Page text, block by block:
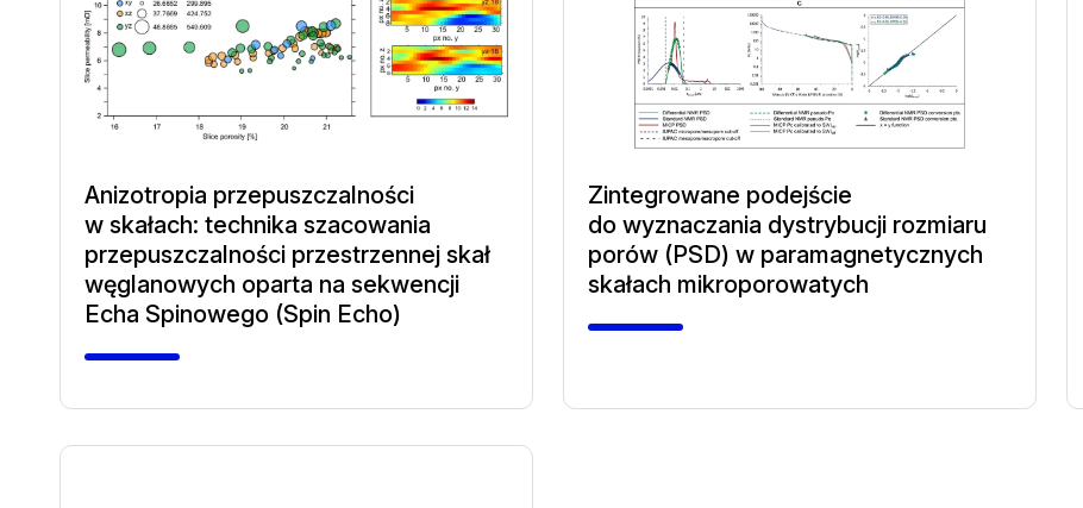
Anizotropia przepuszczalności
w skałach: technika szacowania
przepuszczalności przestrzennej skał
węglanowych oparta na sekwencji
Echa Spinowego (Spin Echo)
Zintegrowane podejście
do wyznaczania dystrybucji rozmiaru
porów (PSD) w paramagnetycznych
skałach mikroporowatych